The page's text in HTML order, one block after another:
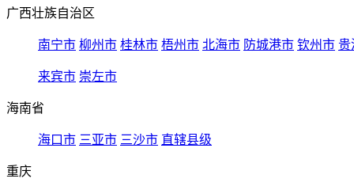
广西壮族自治区
南宁市 柳州市 桂林市 梧州市 北海市 防城港市 钦州市 贵
来宾市 崇左市
海南省
海口市 三亚市 三沙市 直辖县级
重庆